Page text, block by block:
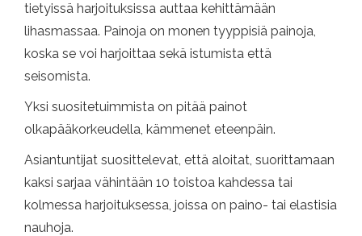
tietyissä harjoituksissa auttaa kehittämään
lihasmassaa. Painoja on monen tyyppisiä painoja,
koska se voi harjoittaa sekä istumista että
seisomista.
Yksi suositetuimmista on pitää painot
olkapääkorkeudella, kämmenet eteenpäin.
Asiantuntijat suosittelevat, että aloitat, suorittamaan
kaksi sarjaa vähintään 10 toistoa kahdessa tai
kolmessa harjoituksessa, joissa on paino- tai elastisia
nauhoja.